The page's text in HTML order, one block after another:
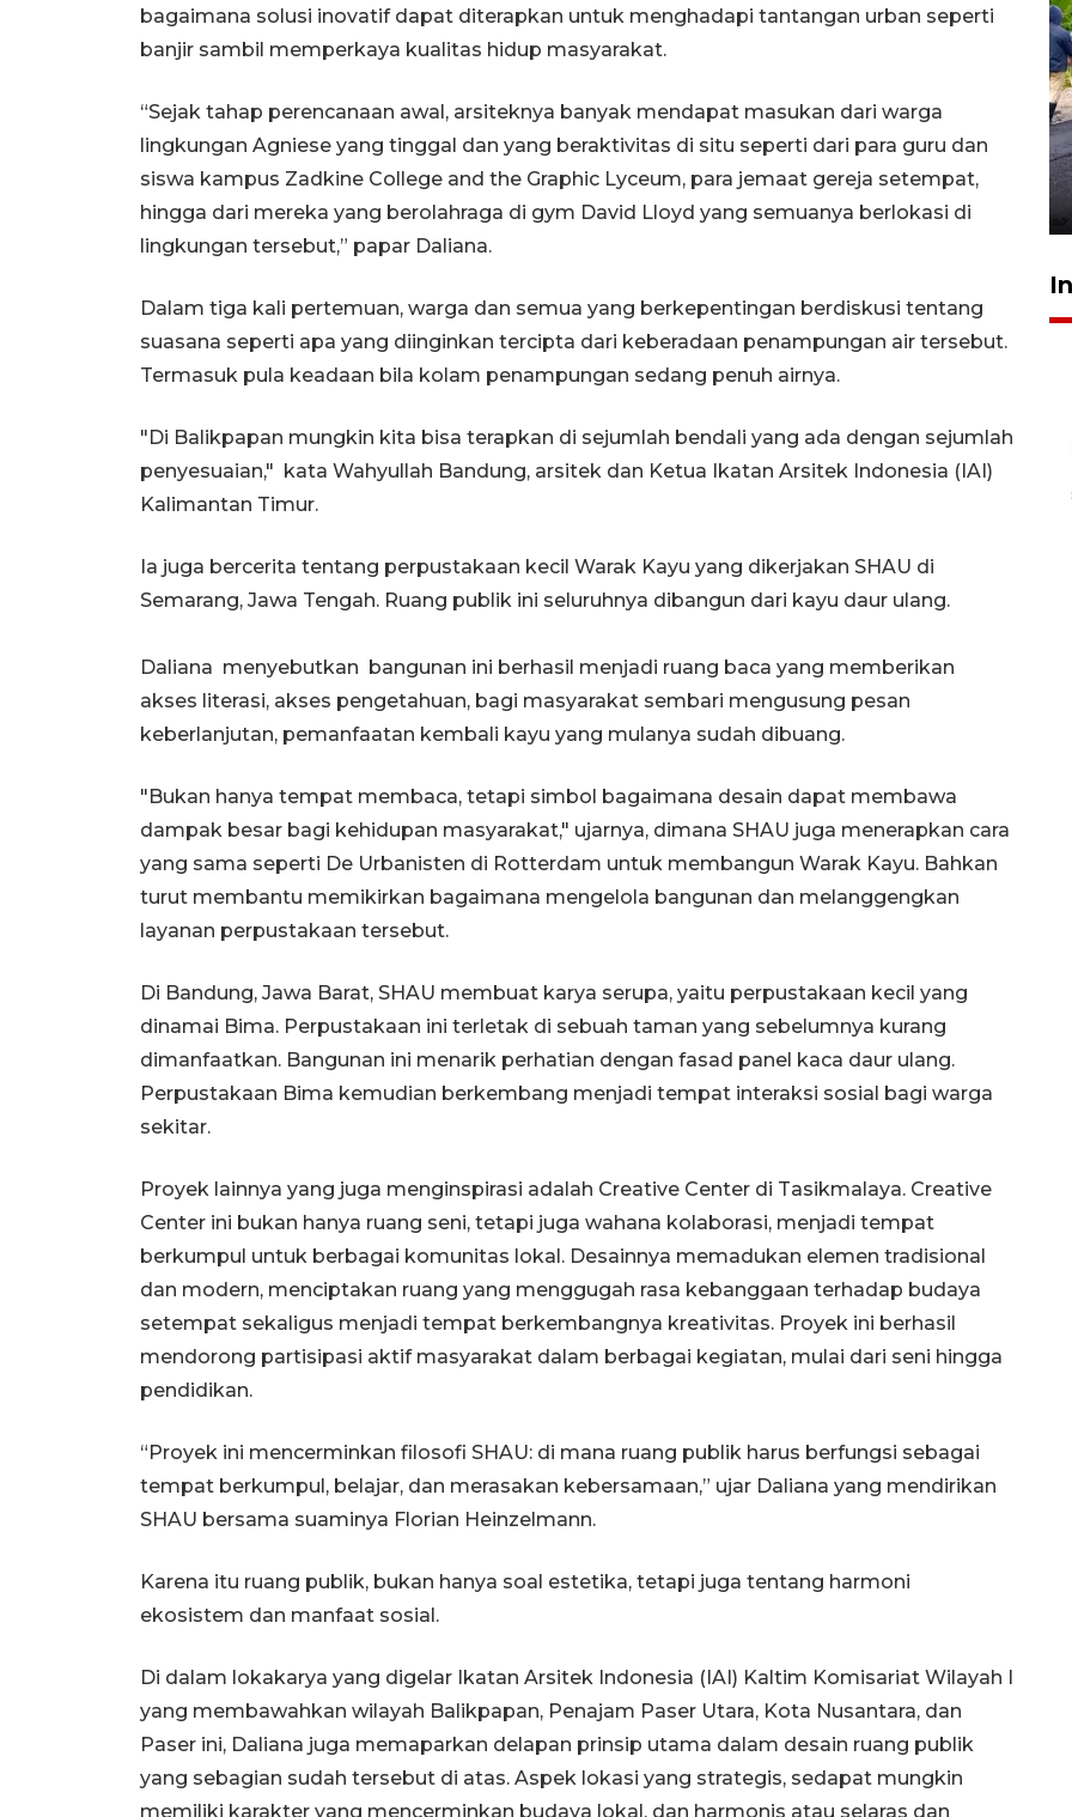
bagaimana solusi inovatif dapat diterapkan untuk menghadapi tantangan urban seperti
banjir sambil memperkaya kualitas hidup masyarakat.
“Sejak tahap perencanaan awal, arsiteknya banyak mendapat masukan dari warga
lingkungan Agniese yang tinggal dan yang beraktivitas di situ seperti dari para guru dan
siswa kampus Zadkine College and the Graphic Lyceum, para jemaat gereja setempat,
hingga dari mereka yang berolahraga di gym David Lloyd yang semuanya berlokasi di
lingkungan tersebut,” papar Daliana.
Dalam tiga kali pertemuan, warga dan semua yang berkepentingan berdiskusi tentang
suasana seperti apa yang diinginkan tercipta dari keberadaan penampungan air tersebut.
Termasuk pula keadaan bila kolam penampungan sedang penuh airnya.
"Di Balikpapan mungkin kita bisa terapkan di sejumlah bendali yang ada dengan sejumlah
penyesuaian," kata Wahyullah Bandung, arsitek dan Ketua Ikatan Arsitek Indonesia (IAI)
Kalimantan Timur.
Ia juga bercerita tentang perpustakaan kecil Warak Kayu yang dikerjakan SHAU di
Semarang, Jawa Tengah. Ruang publik ini seluruhnya dibangun dari kayu daur ulang.
Daliana menyebutkan bangunan ini berhasil menjadi ruang baca yang memberikan
akses literasi, akses pengetahuan, bagi masyarakat sembari mengusung pesan
keberlanjutan, pemanfaatan kembali kayu yang mulanya sudah dibuang.
"Bukan hanya tempat membaca, tetapi simbol bagaimana desain dapat membawa
dampak besar bagi kehidupan masyarakat," ujarnya, dimana SHAU juga menerapkan cara
yang sama seperti De Urbanisten di Rotterdam untuk membangun Warak Kayu. Bahkan
turut membantu memikirkan bagaimana mengelola bangunan dan melanggengkan
layanan perpustakaan tersebut.
Di Bandung, Jawa Barat, SHAU membuat karya serupa, yaitu perpustakaan kecil yang
dinamai Bima. Perpustakaan ini terletak di sebuah taman yang sebelumnya kurang
dimanfaatkan. Bangunan ini menarik perhatian dengan fasad panel kaca daur ulang.
Perpustakaan Bima kemudian berkembang menjadi tempat interaksi sosial bagi warga
sekitar.
Proyek lainnya yang juga menginspirasi adalah Creative Center di Tasikmalaya. Creative
Center ini bukan hanya ruang seni, tetapi juga wahana kolaborasi, menjadi tempat
berkumpul untuk berbagai komunitas lokal. Desainnya memadukan elemen tradisional
dan modern, menciptakan ruang yang menggugah rasa kebanggaan terhadap budaya
setempat sekaligus menjadi tempat berkembangnya kreativitas. Proyek ini berhasil
mendorong partisipasi aktif masyarakat dalam berbagai kegiatan, mulai dari seni hingga
pendidikan.
“Proyek ini mencerminkan filosofi SHAU: di mana ruang publik harus berfungsi sebagai
tempat berkumpul, belajar, dan merasakan kebersamaan,” ujar Daliana yang mendirikan
SHAU bersama suaminya Florian Heinzelmann.
Karena itu ruang publik, bukan hanya soal estetika, tetapi juga tentang harmoni
ekosistem dan manfaat sosial.
Di dalam lokakarya yang digelar Ikatan Arsitek Indonesia (IAI) Kaltim Komisariat Wilayah I
yang membawahkan wilayah Balikpapan, Penajam Paser Utara, Kota Nusantara, dan
Paser ini, Daliana juga memaparkan delapan prinsip utama dalam desain ruang publik
yang sebagian sudah tersebut di atas. Aspek lokasi yang strategis, sedapat mungkin
memiliki karakter yang mencerminkan budaya lokal, dan harmonis atau selaras dan
Kaltim terapkan pola tanam
PM-AAS untuk produksi padi
cetak sawah
17 Juli 2026 16:43
Sinyal positif perekonomian
Indonesia
2026-08-05 15:00:00